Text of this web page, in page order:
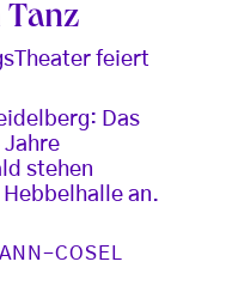
Tanz
feiert
Das
stehen
an.
COSEL